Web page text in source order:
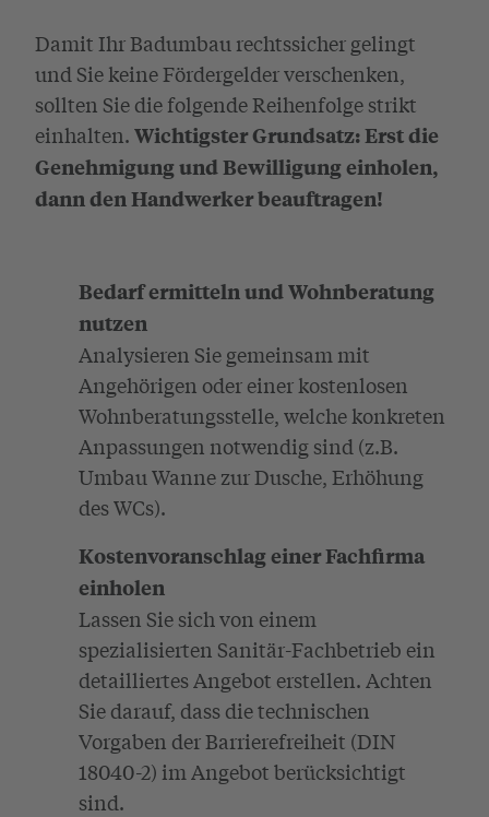
Damit Ihr Badumbau rechtssicher gelingt
und Sie keine Fördergelder verschenken,
sollten Sie die folgende Reihenfolge strikt
einhalten. Wichtigster Grundsatz: Erst die
Genehmigung und Bewilligung einholen,
dann den Handwerker beauftragen!
Bedarf ermitteln und Wohnberatung
nutzen
Analysieren Sie gemeinsam mit
Angehörigen oder einer kostenlosen
Wohnberatungsstelle, welche konkreten
Anpassungen notwendig sind (z.B.
Umbau Wanne zur Dusche, Erhöhung
des WCs).
Kostenvoranschlag einer Fachfirma
einholen
Lassen Sie sich von einem
spezialisierten Sanitär-Fachbetrieb ein
detailliertes Angebot erstellen. Achten
Sie darauf, dass die technischen
Vorgaben der Barrierefreiheit (DIN
18040-2) im Angebot berücksichtigt
sind.